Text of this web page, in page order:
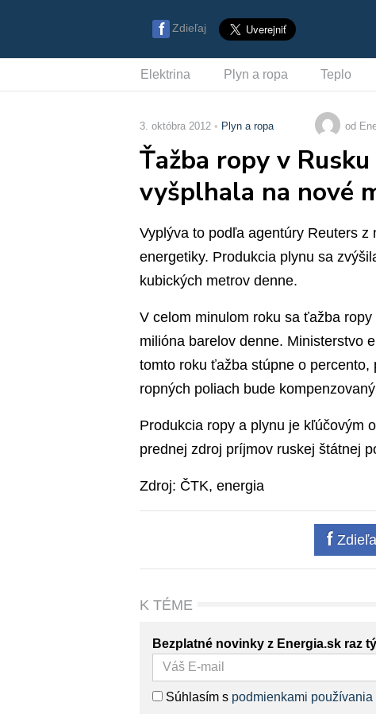
Zdieľaj
Elektrina Plyn a ropa Teplo
3. októbra 2012 Plyn a ropa od
Ťažba ropy v
vyšplhala na nové
Vyplýva to podľa agentúry Reuters
energetiky. Produkcia plynu sa
kubických metrov denne.
V celom minulom roku sa ťažba
milióna barelov denne. Ministerstvo
tomto roku ťažba stúpne o
ropných poliach bude
Produkcia ropy a plynu je kľúčovým
prednej zdroj príjmov ruskej štátnej
Zdroj: ČTK, energia
K TÉME
Bezplatné novinky z Energia.sk raz
Súhlasím s podmienkami používania